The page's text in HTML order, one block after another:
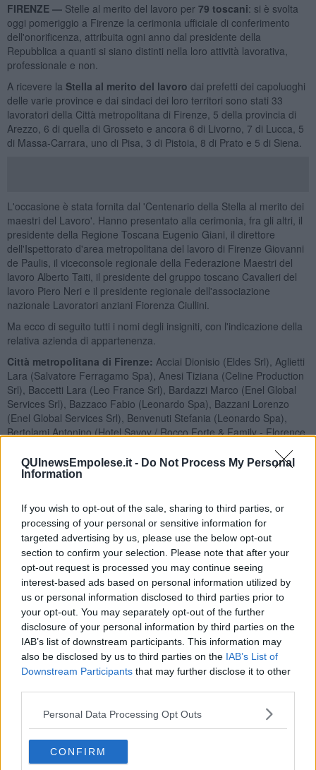
QUInewsEmpolese.it - Do Not Process My Personal
Information
If you wish to opt-out of the sale, sharing to third parties, or
processing of your personal or sensitive information for
targeted advertising by us, please use the below opt-out
section to confirm your selection. Please note that after your
opt-out request is processed you may continue seeing
interest-based ads based on personal information utilized by
us or personal information disclosed to third parties prior to
your opt-out. You may separately opt-out of the further
disclosure of your personal information by third parties on the
IAB’s list of downstream participants. This information may
also be disclosed by us to third parties on the IAB’s List of
Downstream Participants that may further disclose it to other
Personal Data Processing Opt Outs
CONFIRM
FIRENZE — Stelle al merito del lavoro per 79 toscani: si è svolta
oggi pomeriggio a Firenze la cerimonia ufficiale di conferimento
dell'onorificenza, attribuita ogni anno dal presidente della
Repubblica a quanti si siano distinti nella loro attività lavorativa,
professionale e non.
A ricevere la Stella al merito del lavoro dai prefetti dei capoluoghi
delle varie province e dai sindaci dei loro territori sono stati 33
lavoratori della Città metropolitana di Firenze, 5 della provincia di
Arezzo, 6 di quella di Grosseto e ancora 6 di Livorno, 7 di Lucca, 5
di Massa-Carrara, uno di Pisa, 3 di Pistoia, 8 di Prato e 5 di Siena.
L'occasione è stata fornita dal 'Centenario della Stella al merito dei
maestri del Lavoro'. Hanno presentato alla cerimonia, fra gli altri, il
presidente della Regione Toscana Eugenio Giani, il direttore
dell'Ispettorato d'area metropolitana del lavoro di Firenze Giovanni
de Paulis, il viceconsole regionale della Federazione Maestri del
lavoro Alberto Taiti, il presidente del gruppo toscano Cavalieri del
lavoro Piero Neri e il presidente regionale dell'associazione
nazionale Lavoratori anziani Fiorenza Ciullini.
Ma ecco di seguito tutti i nomi degli insigniti, con l'indicazione della
relativa azienda di appartenenza.
Città metropolitana di Firenze: Acciai Dionisio (Eldes Srl), Aglietti
Lara (Salvatore Ferragamo Spa), Anesi Tiziana (Celine Production
Srl), Baccetti Lara (Leo France Srl), Bardazzi Marco (Enel Global
Services Srl), Bazzaco Fabio (Leonardo Spa), Bazzani Lorenzo
(Enel Global Services Srl), Benvenuti Stefania (Leonardo Spa),
Bertolami Antonino (Hotel Savoy / Rocco Forte & Family - Florence
Spa), Bongioanni Lucia (Nuovo Pignone International Srl), Brunetti
Laura (Busitalia Rail Service Srl Gruppo Ferrovie Dello Stato
Gianni (Nuovo Pignone Tecnologie S.R.L), Chiarelli Luisa (Ance
Toscana, Consulta Autonoma Toscana Dell'industria Edilizia),
Ciullini Fiorenza (Leonardo Spa), Colacicco Grazia (Nuovo Pignone
Tecnologie Srl), Corsinovi Massimo (Nuovo Pignone Srl), Cosi
Massimo (Leonardo Spa), Falli Fabrizio (Rete Ferroviaria Italiana
Gruppo Ferrovie Dello Stato Italiane Spa), Filippone Marianna
(Celine Production Srl), Francioni Carla (Leo France Srl), Gamberi
Laura (Nuovo Pignone International Srl), Giunti Claudio (Leonardo
Spa), Lombardo Salvatore (Romei Srl), Manghisi Andrea
(Schneider Electric S.P.A), Melandri Maria Grazia (A. Menarini
Industrie Farmaceutiche Riunite Srl), Menchini Luisella (Poste
Italiane Spa), Panchetti Irene (Rosss Spa), Paperini Mara (Leo
France Srl), Pineti Paolo (Buzzi Unicem Spa), Santoro Nicola
Cocci Gianluca (Busitalia Sita Nord Srl
Gruppo Ferrovie Dello Stato Italiane), Lippi Alessandro (Miniconf
Spa), Sanvitale Graziella (Confindustria – Firenze).